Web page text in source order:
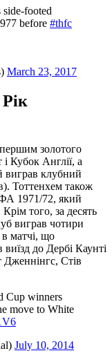
side-footed
before #thfc
March 23, 2017
золотого
Кубок Англії, а
виграв клубний
Тоттенхем також
1971/72, який
того, за десять
виграв чотири
в матчі, що
до Дербі Каунті
Дженнінгс, Стів
Cup winners
move to White
July 10, 2014